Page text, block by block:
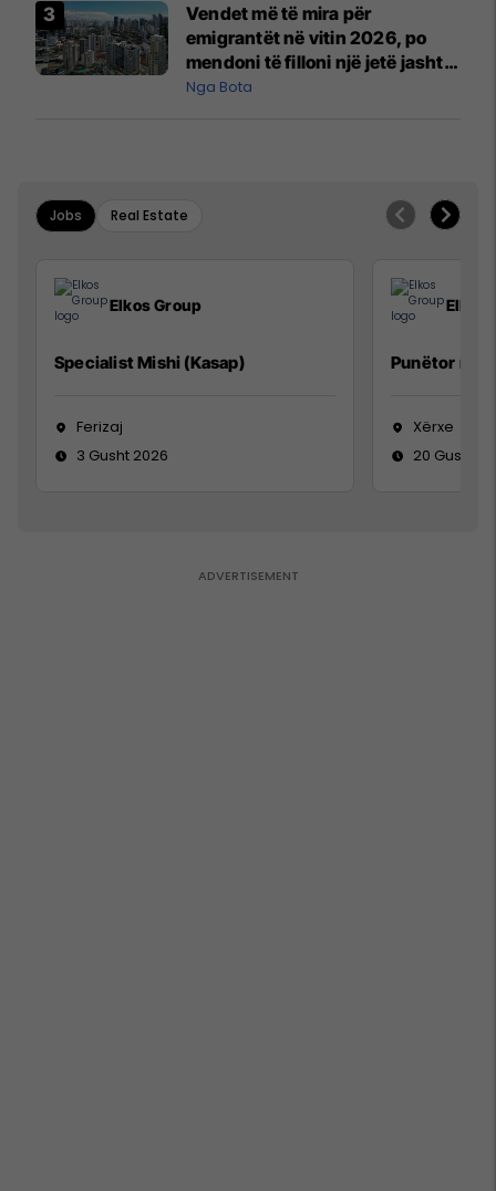
Vendet më të mira për
emigrantët në vitin 2026, po
mendoni të filloni një jetë jashtë
vendit?
Nga Bota
Jobs Real Estate
Elkos Group
Specialist Mishi (Kasap)
Ferizaj
3 Gusht 2026
Elkos
Punëtor në
Xërxe
20 Gusht